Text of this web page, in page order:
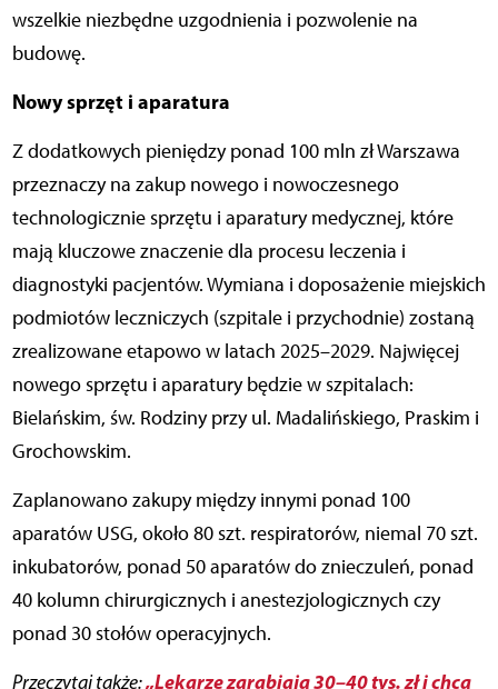
wszelkie niezbędne uzgodnienia i pozwolenie na
budowę.
Nowy sprzęt i aparatura
Z dodatkowych pieniędzy ponad 100 mln zł Warszawa
przeznaczy na zakup nowego i nowoczesnego
technologicznie sprzętu i aparatury medycznej, które
mają kluczowe znaczenie dla procesu leczenia i
diagnostyki pacjentów. Wymiana i doposażenie miejskich
podmiotów leczniczych (szpitale i przychodnie) zostaną
zrealizowane etapowo w latach 2025–2029. Najwięcej
nowego sprzętu i aparatury będzie w szpitalach:
Bielańskim, św. Rodziny przy ul. Madalińskiego, Praskim i
Grochowskim.
Zaplanowano zakupy między innymi ponad 100
aparatów USG, około 80 szt. respiratorów, niemal 70 szt.
inkubatorów, ponad 50 aparatów do znieczuleń, ponad
40 kolumn chirurgicznych i anestezjologicznych czy
ponad 30 stołów operacyjnych.
Przeczytaj także:„Lekarze zarabiają 30–40 tys. zł i chcą